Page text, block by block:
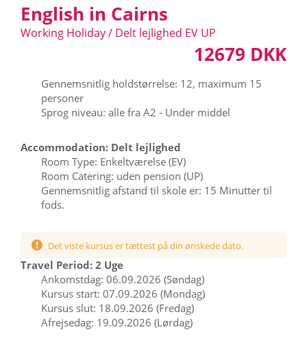
English in Cairns
Working Holiday / Delt lejlighed EV UP
12679 DKK
Gennemsnitlig holdstørrelse: 12, maximum 15
personer
Sprog niveau: alle fra A2 - Under middel
Accommodation: Delt lejlighed
Room Type: Enkeltværelse (EV)
Room Catering: uden pension (UP)
Gennemsnitlig afstand til skole er: 15 Minutter til
fods.
Det viste kursus er tættest på din ønskede dato.
Travel Period: 2 Uge
Ankomstdag: 06.09.2026 (Søndag)
Kursus start: 07.09.2026 (Mondag)
Kursus slut: 18.09.2026 (Fredag)
Afrejsedag: 19.09.2026 (Lørdag)